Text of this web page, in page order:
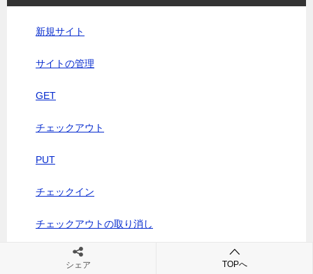
新規サイト
サイトの管理
GET
チェックアウト
PUT
チェックイン
チェックアウトの取り消し
チェックアウトユーザーの表示
シェア TOPへ